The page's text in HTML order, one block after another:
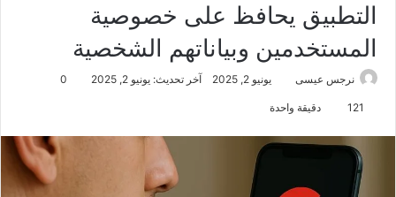
التطبيق يحافظ على خصوصية
المستخدمين وبياناتهم الشخصية
نرجس عيسى يونيو 2, 2025 آخر تحديث: يونيو 2, 2025 0
121 دقيقة واحدة